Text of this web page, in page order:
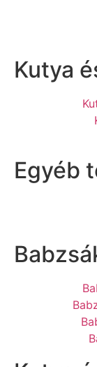
Kutya
Egyéb